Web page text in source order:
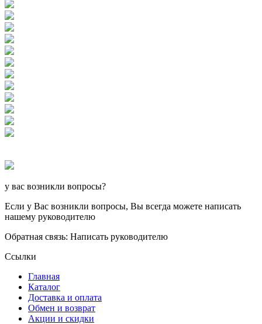
у вас возникли вопросы?
Если у Вас возникли вопросы, Вы всегда можете написать
нашему руководителю
Обратная связь: Написать руководителю
Ссылки
Главная
Каталог
Доставка и оплата
Обмен и возврат
Акции и скидки